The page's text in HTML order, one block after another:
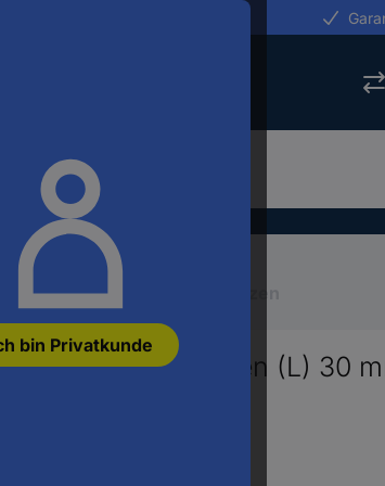
bin Privatkunde
Zubehör
Abstandsbolzen (L) 30